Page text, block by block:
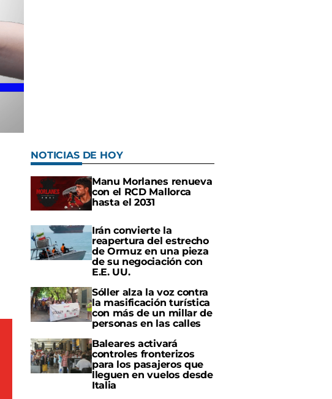
NOTICIAS DE HOY
Manu Morlanes renueva
con el RCD Mallorca
hasta el 2031
Irán convierte la
reapertura del estrecho
de Ormuz en una pieza
de su negociación con
E.E. UU.
Sóller alza la voz contra
la masificación turística
con más de un millar de
personas en las calles
Baleares activará
controles fronterizos
para los pasajeros que
lleguen en vuelos desde
Italia